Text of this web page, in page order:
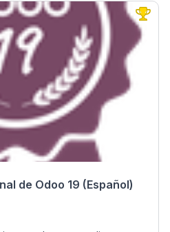
RESPONDER vale 0 puntos.
de Odoo 19 (Español)